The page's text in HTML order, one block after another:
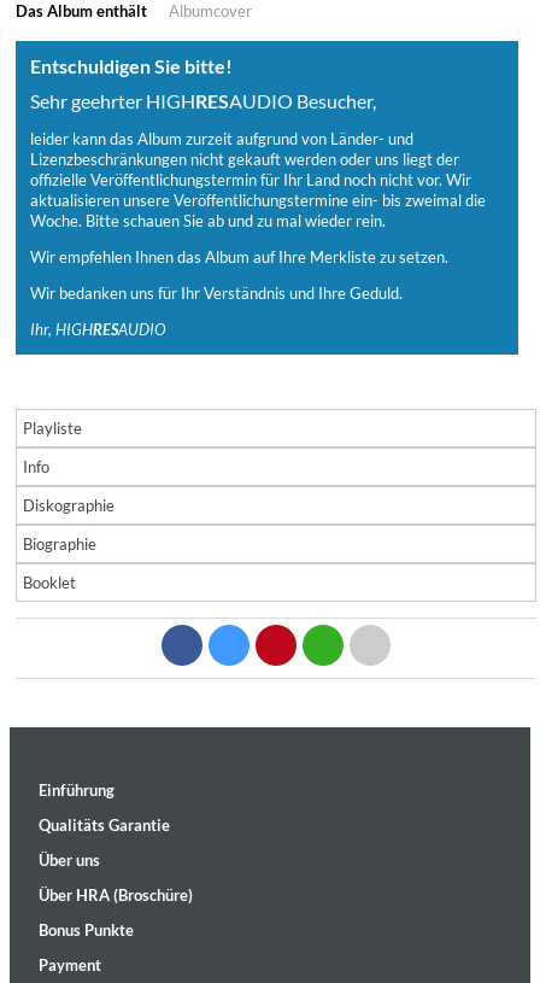
Das Album enthält Albumcover
Entschuldigen Sie bitte!
Sehr geehrter HIGHRESAUDIO Besucher,
leider kann das Album zurzeit aufgrund von Länder- und
Lizenzbeschränkungen nicht gekauft werden oder uns liegt der
offizielle Veröffentlichungstermin für Ihr Land noch nicht vor. Wir
aktualisieren unsere Veröffentlichungstermine ein- bis zweimal die
Woche. Bitte schauen Sie ab und zu mal wieder rein.
Wir empfehlen Ihnen das Album auf Ihre Merkliste zu setzen.
Wir bedanken uns für Ihr Verständnis und Ihre Geduld.
Ihr, HIGHRESAUDIO
Playliste
Info
Diskographie
Biographie
Booklet
Einführung
Qualitäts Garantie
Über uns
Über HRA (Broschüre)
Bonus Punkte
Payment